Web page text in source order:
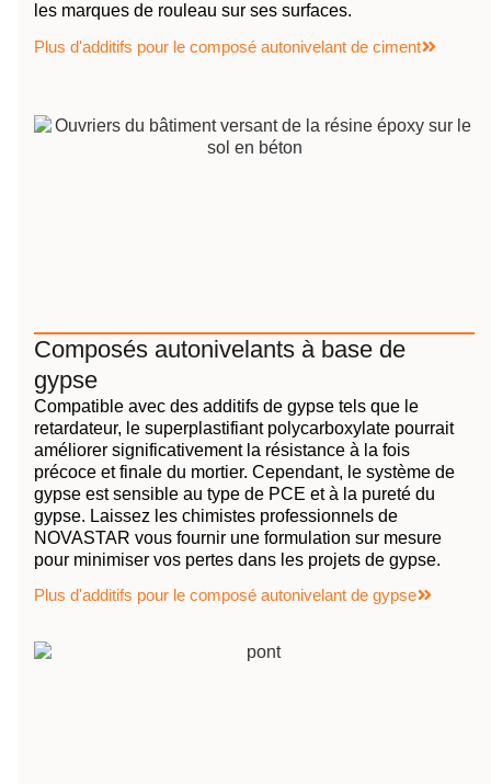
les marques de rouleau sur ses surfaces.
Plus d'additifs pour le composé autonivelant de ciment
Composés autonivelants à base de
gypse
Compatible avec des additifs de gypse tels que le
retardateur, le superplastifiant polycarboxylate pourrait
améliorer significativement la résistance à la fois
précoce et finale du mortier. Cependant, le système de
gypse est sensible au type de PCE et à la pureté du
gypse. Laissez les chimistes professionnels de
NOVASTAR vous fournir une formulation sur mesure
pour minimiser vos pertes dans les projets de gypse.
Plus d'additifs pour le composé autonivelant de gypse